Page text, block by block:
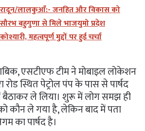
लालकुआँ:- जनहित और विकास को
बहुगुणा से मिले भाजयुमो प्रदेश
महत्वपूर्ण मुद्दों पर हुई चर्चा
एसटीएफ टीम ने मोबाइल लोकेशन
स्थित पेट्रोल पंप के पास से पार्षद
ले लिया। शुरू में लोग समझ ही
कौन ले गया है, लेकिन बाद में पता
का पार्षद है।